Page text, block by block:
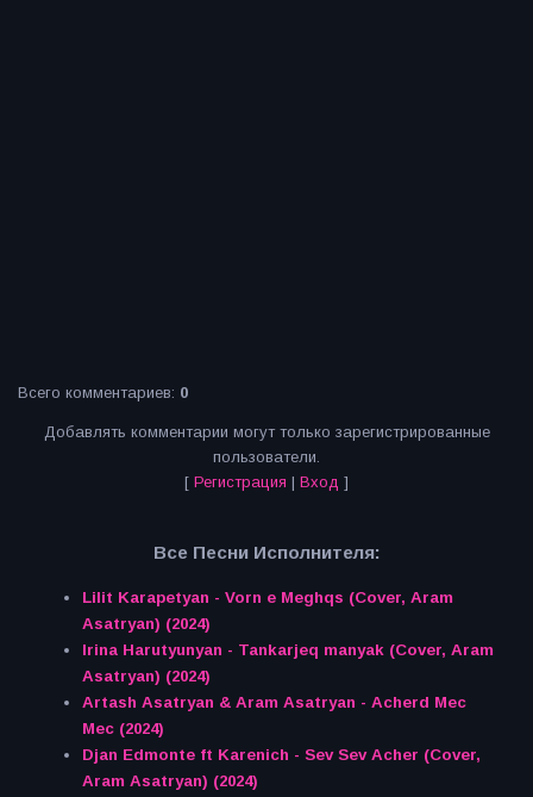
Всего комментариев: 0
Добавлять комментарии могут только зарегистрированные
пользователи.
[ Регистрация | Вход ]
Все Песни Исполнителя:
Lilit Karapetyan - Vorn e Meghqs (Cover, Aram
Asatryan) (2024)
Irina Harutyunyan - Tankarjeq manyak (Cover, Aram
Asatryan) (2024)
Artash Asatryan & Aram Asatryan - Acherd Mec
Mec (2024)
Djan Edmonte ft Karenich - Sev Sev Acher (Cover,
Aram Asatryan) (2024)